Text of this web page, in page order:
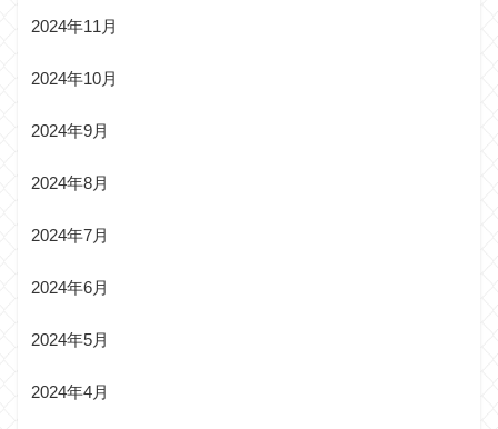
2024年11月
2024年10月
2024年9月
2024年8月
2024年7月
2024年6月
2024年5月
2024年4月